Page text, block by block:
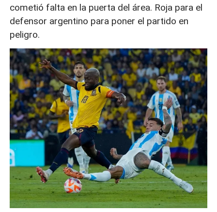
cometió falta en la puerta del área. Roja para el
defensor argentino para poner el partido en
peligro.